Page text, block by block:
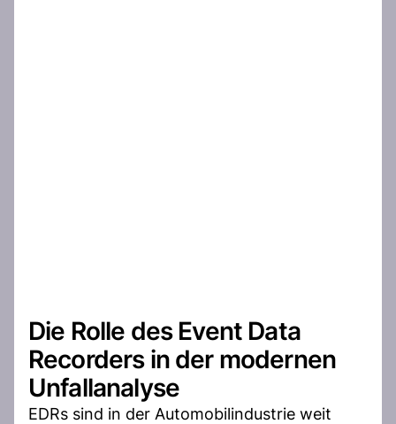
Die Rolle des Event Data
Recorders in der modernen
Unfallanalyse
EDRs sind in der Automobilindustrie weit